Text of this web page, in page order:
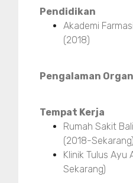
Pendidikan
Akademi
(2018)
Pengalaman
Tempat Kerja
Rumah Sakit
(2018-Sekarang)
Klinik Tulus Ayu
Sekarang)